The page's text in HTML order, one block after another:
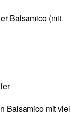
Balsamico (mit
Balsamico mit viel